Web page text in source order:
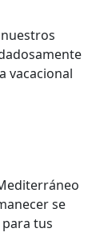
vacacional
se
tus